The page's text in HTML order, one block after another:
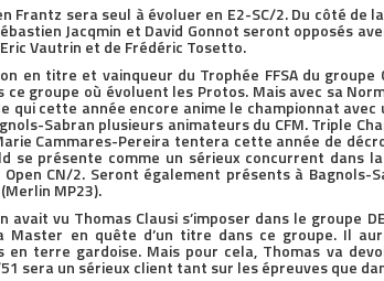
Frantz sera seul à évoluer en E2-SC/2. Du côté de
Jacqmin et David Gonnot seront opposés
Vautrin et de Frédéric Tosetto.
en titre et vainqueur du Trophée FFSA du groupe
groupe où évoluent les Protos. Mais avec sa
qui cette année encore anime le championnat
Sabran plusieurs animateurs du CFM. Triple
Cammares-Pereira tentera cette année de
se présente comme un sérieux concurrent dans
CN/2. Seront également présents à Bagnols-
MP23).
avait vu Thomas Clausi s’imposer dans le groupe
Master en quête d’un titre dans ce groupe. Il
terre gardoise. Mais pour cela, Thomas va
sera un sérieux client tant sur les épreuves que